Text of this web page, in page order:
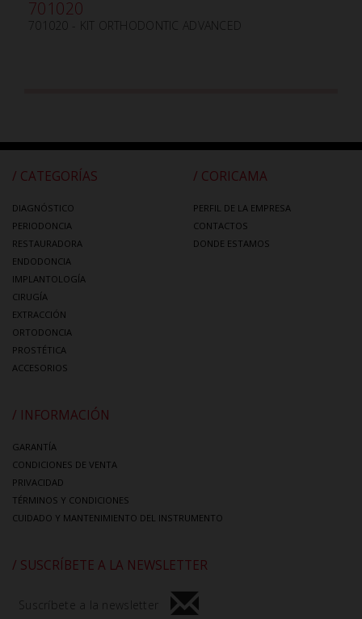
701020
701020 - KIT ORTHODONTIC ADVANCED
/ CATEGORÍAS
DIAGNÓSTICO
PERIODONCIA
RESTAURADORA
ENDODONCIA
IMPLANTOLOGÍA
CIRUGÍA
EXTRACCIÓN
ORTODONCIA
PROSTÉTICA
ACCESORIOS
/ CORICAMA
PERFIL DE LA EMPRESA
CONTACTOS
DONDE ESTAMOS
/ INFORMACIÓN
GARANTÍA
CONDICIONES DE VENTA
PRIVACIDAD
TÉRMINOS Y CONDICIONES
CUIDADO Y MANTENIMIENTO DEL INSTRUMENTO
/ SUSCRÍBETE A LA NEWSLETTER
Suscríbete a la newsletter